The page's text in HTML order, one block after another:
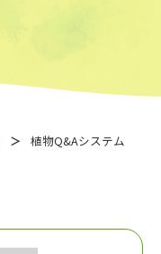
植物Q&Aシステム